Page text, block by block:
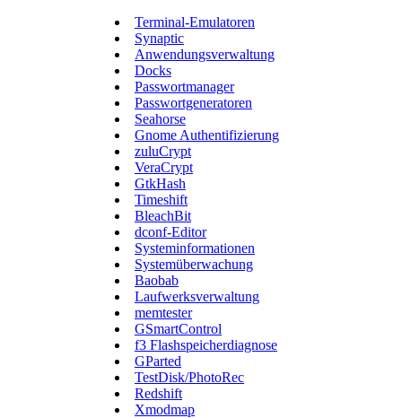
Terminal-Emulatoren
Synaptic
Anwendungsverwaltung
Docks
Passwortmanager
Passwortgeneratoren
Seahorse
Gnome Authentifizierung
zuluCrypt
VeraCrypt
GtkHash
Timeshift
BleachBit
dconf-Editor
Systeminformationen
Systemüberwachung
Baobab
Laufwerksverwaltung
memtester
GSmartControl
f3 Flashspeicherdiagnose
GParted
TestDisk/PhotoRec
Redshift
Xmodmap